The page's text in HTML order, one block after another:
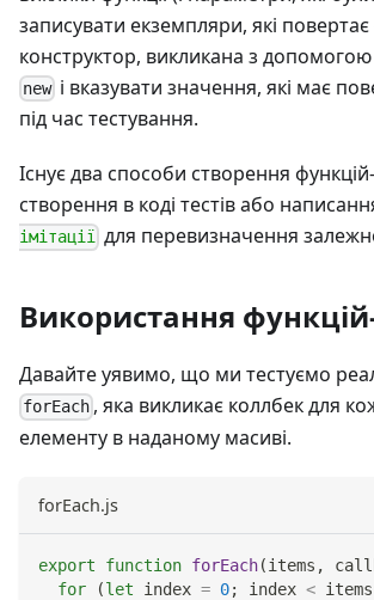
записувати екземпляри, які повертає
конструктор, викликана з
new і вказувати значення, які має
під час тестування.
Існує два способи створення функцій-
створення в коді тестів або
імітації для перевизначення
Використання
Давайте уявимо, що ми тестуємо
forEach , яка викликає коллбек для
елементу в наданому масиві.
forEach.js
export function forEach(items ,
for
(let index = 0; index < items